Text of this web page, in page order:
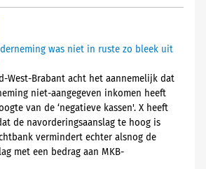
was niet in ruste zo bleek uit
West-Brabant acht het aannemelijk dat
niet-aangegeven inkomen heeft
van de ‘negatieve kassen'. X heeft
de navorderingsaanslag te hoog is
vermindert echter alsnog de
met een bedrag aan MKB-